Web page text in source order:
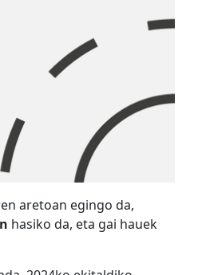
aretoan egingo da,
hasiko da, eta gai hauek